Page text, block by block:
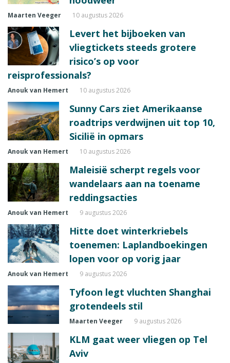
Maarten Veeger 10 augustus 2026
Levert het bijboeken van
vliegtickets steeds grotere
risico’s op voor
reisprofessionals?
Anouk van Hemert 10 augustus 2026
Sunny Cars ziet Amerikaanse
roadtrips verdwijnen uit top 10,
Sicilië in opmars
Anouk van Hemert 10 augustus 2026
Maleisië scherpt regels voor
wandelaars aan na toename
reddingsacties
Anouk van Hemert 9 augustus 2026
Hitte doet winterkriebels
toenemen: Laplandboekingen
lopen voor op vorig jaar
Anouk van Hemert 9 augustus 2026
Tyfoon legt vluchten Shanghai
grotendeels stil
Maarten Veeger 9 augustus 2026
KLM gaat weer vliegen op Tel
Aviv